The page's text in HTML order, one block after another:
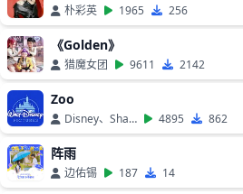
朴彩英 1965 256
《Golden》
猎魔女团 9611 2142
Zoo
Disney、Shakira 4895 862
阵雨
边佑锡 187 14